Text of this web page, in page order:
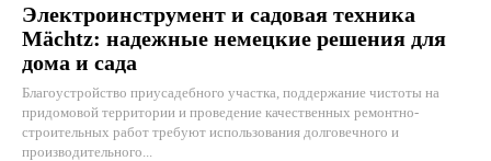
Электроинструмент и садовая техника
Mächtz: надежные немецкие решения для
дома и сада
Благоустройство приусадебного участка, поддержание чистоты на
придомовой территории и проведение качественных ремонтно-
строительных работ требуют использования долговечного и
производительного...